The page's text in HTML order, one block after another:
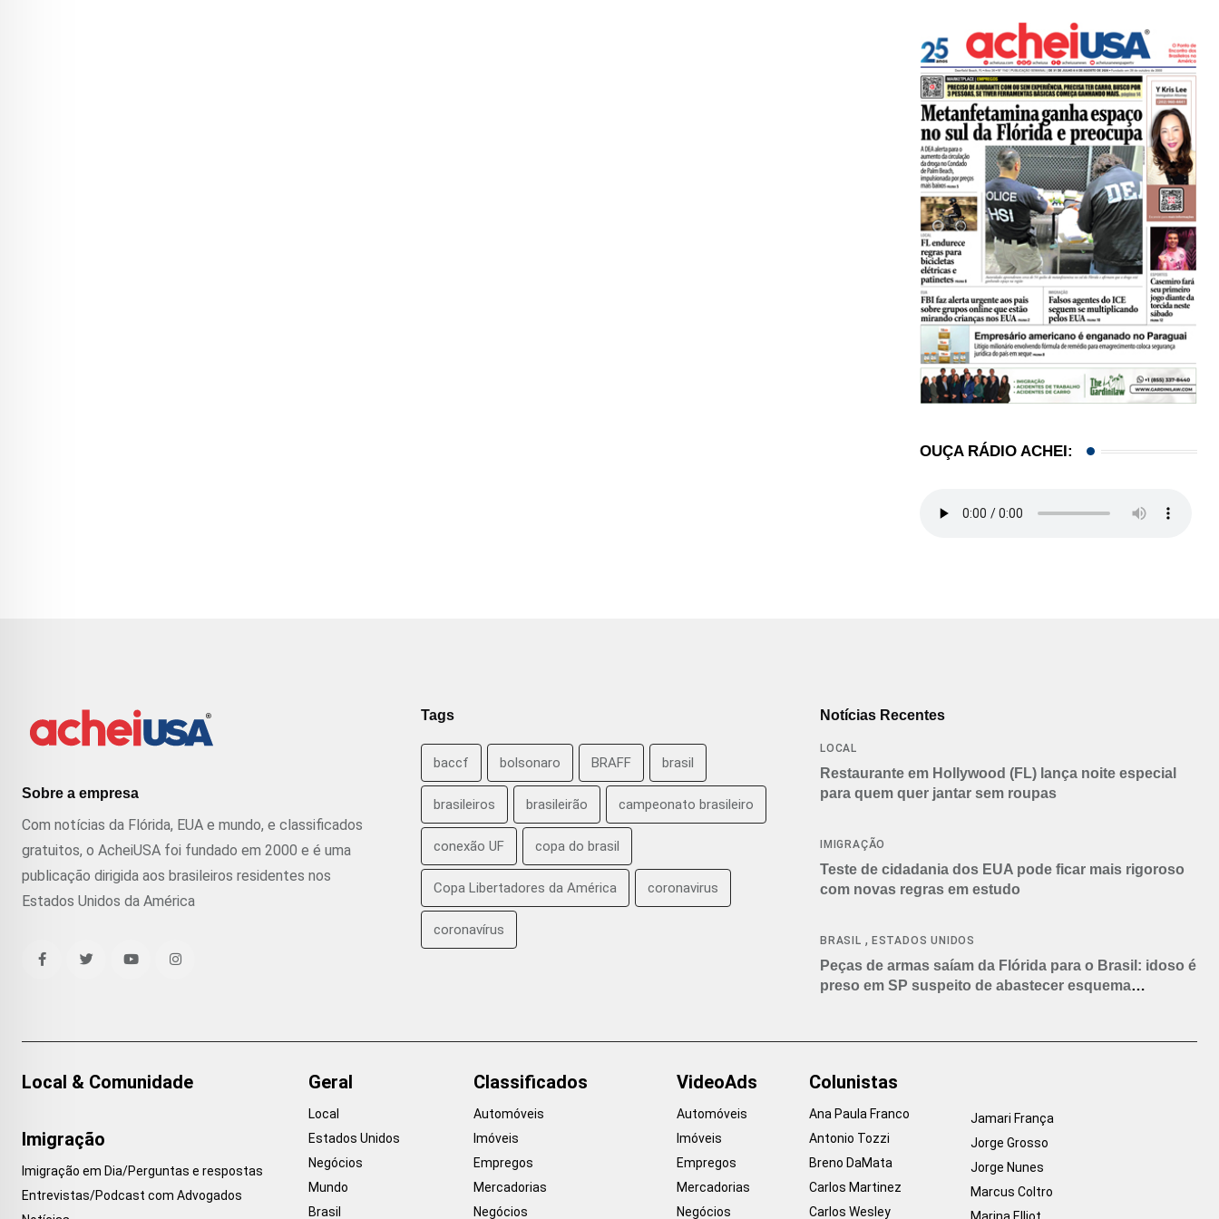
OUÇA RÁDIO ACHEI:
Sobre a empresa
Com notícias da Flórida, EUA e mundo, e classificados
gratuitos, o AcheiUSA foi fundado em 2000 e é uma
publicação dirigida aos brasileiros residentes nos
Estados Unidos da América
Tags
baccf bolsonaro BRAFF brasil
brasileiros brasileirão campeonato brasileiro
conexão UF copa do brasil
Copa Libertadores da América coronavirus
coronavírus
Notícias Recentes
LOCAL
Restaurante em Hollywood (FL) lança noite especial
para quem quer jantar sem roupas
IMIGRAÇÃO
Teste de cidadania dos EUA pode ficar mais rigoroso
com novas regras em estudo
BRASIL , ESTADOS UNIDOS
Peças de armas saíam da Flórida para o Brasil: idoso é
preso em SP suspeito de abastecer esquema
Local & Comunidade
Imigração
Imigração em Dia/Perguntas e respostas
Entrevistas/Podcast com Advogados
Geral
Local
Estados Unidos
Negócios
Mundo
Brasil
Classificados
Automóveis
Imóveis
Empregos
Mercadorias
Negócios
VideoAds
Automóveis
Imóveis
Empregos
Mercadorias
Negócios
Colunistas
Ana Paula Franco
Antonio Tozzi
Breno DaMata
Carlos Martinez
Carlos Wesley
Jamari França
Jorge Grosso
Jorge Nunes
Marcus Coltro